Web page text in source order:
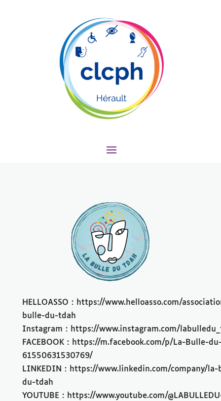
HELLOASSO : https://www.helloasso.com/
bulle-du-tdah
Instagram : https://www.instagram.com/
FACEBOOK : https://m.facebook.com/p/La-Bulle-
61550631530769/
LINKEDIN : https://www.linkedin.com/company/la-
du-tdah
YOUTUBE : https://www.youtube.com/